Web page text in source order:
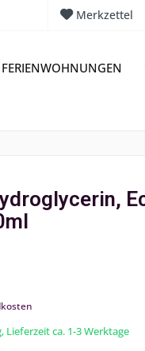
Merkzettel
FERIENWOHNUNGEN
ca. 1-3 Werktage